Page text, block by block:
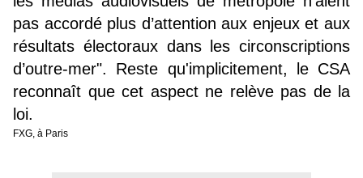
pas accordé plus d’attention aux enjeux et aux
résultats électoraux dans les circonscriptions
d’outre-mer". Reste qu'implicitement, le CSA
reconnaît que cet aspect ne relève pas de la
loi.
FXG, à Paris